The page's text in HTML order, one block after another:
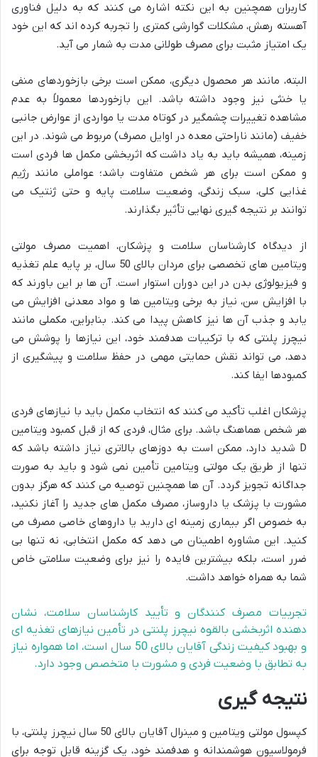
کاربران همچنین به این نکته اشاره می کنند که به دلیل فناوری
آهسته رهش، مشکلات گوارشی کمتری را تجربه کرده اند که این خود
یک امتیاز مثبت برای مصرف طولانی مدت به شمار می آید.
البته، مانند هر محصول دیگری، ممکن است برخی بازخوردهای منفی
یا خنثی نیز وجود داشته باشد. این بازخوردها معمولاً به عدم
مشاهده تغییرات چشمگیر در کوتاه مدت یا مواردی از عوارض جانبی
خفیف (مانند ناراحتی معده در اوایل مصرف) مربوط می شوند. در این
زمینه، همیشه باید به یاد داشت که اثربخشی مکمل ها فردی است
و ممکن است برای هر شخص متفاوت باشد؛ عواملی مانند رژیم
غذایی کلی، سبک زندگی، وضعیت سلامت پایه و حتی ژنتیک می
توانند بر نتیجه گیری نهایی تأثیر بگذارند.
از دیدگاه کارشناسان سلامت و پزشکان، اهمیت مصرف مولتی
ویتامین های تخصصی برای مردان بالای 50 سال، بر پایه علم تغذیه
و فیزیولوژی بدن در این دوران استوار است. آن ها بر این باورند که
با افزایش سن، نیاز به برخی ویتامین ها و مواد معدنی افزایش می
یابد و جذب آن ها نیز کاهش پیدا می کند. بنابراین، مکملی مانند
نیچرز پلنتی که با ترکیبات هدفمند خود، این نیازها را پوشش می
دهد، می تواند نقش حمایتی مهمی در حفظ سلامت و پیشگیری از
کمبودها ایفا کند.
پزشکان اغلب تأکید می کنند که انتخاب مکمل باید با نیازهای فردی
هر شخص هماهنگ باشد. برای مثال، فردی که از قبل کمبود ویتامین
D شدید دارد، ممکن است به دوزهای بالاتری نیاز داشته باشد که
تنها از طریق یک مولتی ویتامین تأمین نمی شود و باید به صورت
جداگانه تجویز گردد. آن ها همچنین توصیه می کنند که هرگز بدون
مشورت با پزشک یا داروساز، مصرف مکمل های جدید را آغاز نکنید،
به خصوص اگر بیماری زمینه ای دارید یا داروهای خاصی مصرف می
کنید. این مشاوره اطمینان می دهد که مکمل انتخابی، نه تنها بی
ضرر است، بلکه بیشترین فایده را نیز برای وضعیت سلامتی خاص
شما به همراه خواهد داشت.
تجربیات مصرف کنندگان و تأیید کارشناسان سلامت، نشان
دهنده اثربخشی بالقوه نیچرز پلنتی در تأمین نیازهای تغذیه ای
و بهبود کیفیت زندگی آقایان بالای 50 سال است، اما همواره نیاز
به تطابق با وضعیت فردی و مشورت با متخصص وجود دارد.
نتیجه گیری
کپسول مولتی ویتامین و مینرال آقایان بالای 50 سال نیچرز پلنتی، با
فرمولاسیون هوشمندانه و هدفمند خود، یک گزینه قابل توجه برای